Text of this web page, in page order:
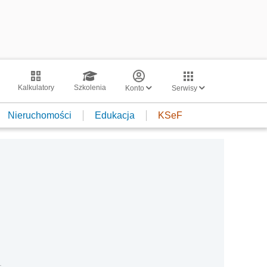
Kalkulatory Szkolenia Konto Serwisy
Nieruchomości Edukacja KSeF